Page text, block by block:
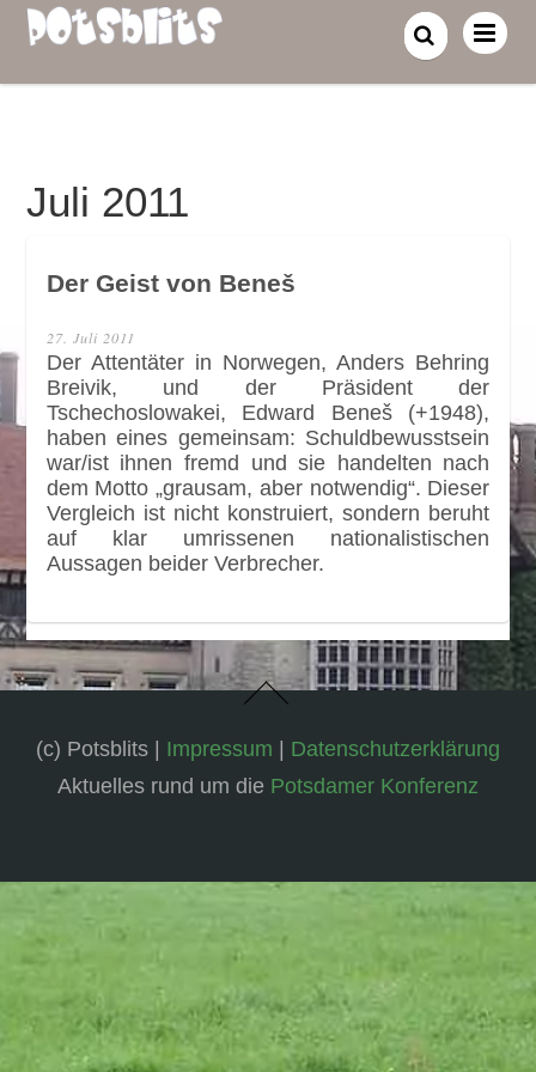
Juli 2011
Der Geist von Beneš
27. Juli 2011
Der Attentäter in Norwegen, Anders Behring
Breivik, und der Präsident der
Tschechoslowakei, Edward Beneš (+1948),
haben eines gemeinsam: Schuldbewusstsein
war/ist ihnen fremd und sie handelten nach
dem Motto „grausam, aber notwendig“. Dieser
Vergleich ist nicht konstruiert, sondern beruht
auf klar umrissenen nationalistischen
Aussagen beider Verbrecher.
(c) Potsblits | Impressum | Datenschutzerklärung
Aktuelles rund um die Potsdamer Konferenz